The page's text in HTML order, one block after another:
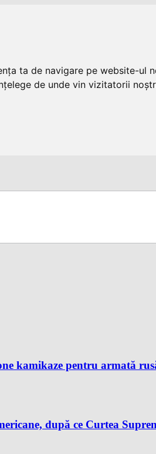
ta de navigare pe website-ul
de unde vin vizitatorii
pentru armată
după ce Curtea